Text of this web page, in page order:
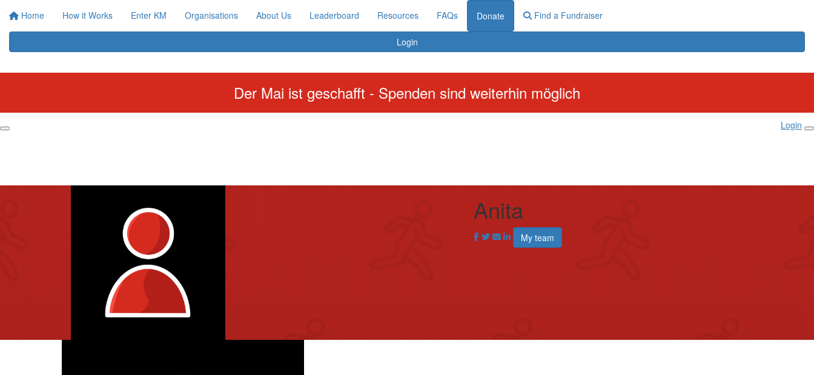
Home How it Works Enter KM Organisations About Us Leaderboard Resources FAQs Donate Find a Fundraiser
Login
Der Mai ist geschafft - Spenden sind weiterhin möglich
Login
Anita
My team